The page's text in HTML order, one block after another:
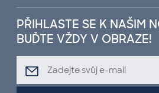
PŘIHLASTE SE K NAŠIM
BUĎTE VŽDY V OBRAZE!